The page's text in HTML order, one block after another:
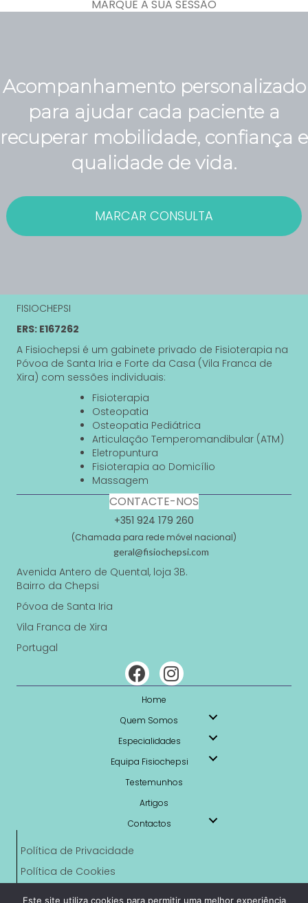
MARQUE A SUA SESSÃO
Acompanhamento personalizado
para ajudar cada paciente a
recuperar mobilidade, confiança e
qualidade de vida.
MARCAR CONSULTA
FISIOCHEPSI
ERS: E167262
A Fisiochepsi é um gabinete privado de Fisioterapia na
Póvoa de Santa Iria e Forte da Casa (Vila Franca de
Xira) com sessões individuais:
Fisioterapia
Osteopatia
Osteopatia Pediátrica
Articulação Temperomandibular (ATM)
Eletropuntura
Fisioterapia ao Domicílio
Massagem
CONTACTE-NOS
+351 924 179 260
(Chamada para rede móvel nacional)
geral@fisiochepsi.com
Avenida Antero de Quental, loja 3B.
Bairro da Chepsi
Póvoa de Santa Iria
Vila Franca de Xira
Portugal
Home
Quem Somos
Especialidades
Equipa Fisiochepsi
Testemunhos
Artigos
Contactos
Política de Privacidade
Política de Cookies
Este site utiliza cookies para permitir uma melhor experiência